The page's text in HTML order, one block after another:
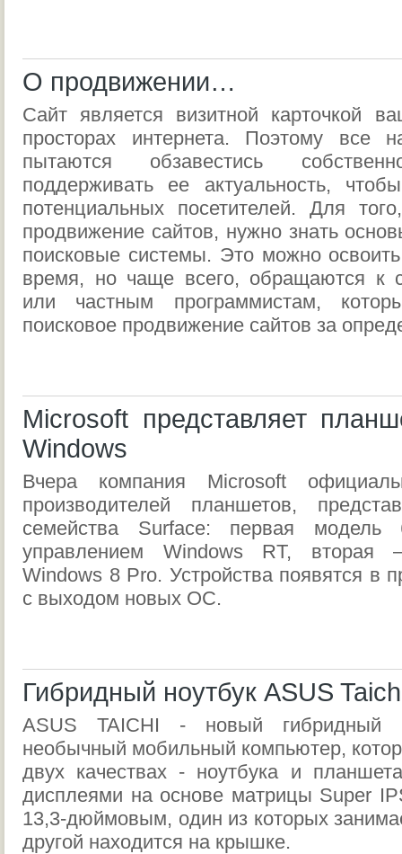
О продвижении…
Сайт является визитной карточкой
просторах интернета. Поэтому все
пытаются обзавестись
поддерживать ее актуальность,
потенциальных посетителей. Для
продвижение сайтов, нужно знать
поисковые системы. Это можно
время, но чаще всего, обращаются к
или частным программистам,
поисковое продвижение сайтов за
Microsoft представляет
Windows
Вчера компания Microsoft
производителей планшетов,
семейства Surface: первая модель
управлением Windows RT, вторая
Windows 8 Pro. Устройства появятся в
с выходом новых ОС.
Гибридный ноутбук ASUS
ASUS TAICHI - новый гибридный
необычный мобильный компьютер,
двух качествах - ноутбука и
дисплеями на основе матрицы Super
13,3-дюймовым, один из которых
другой находится на крышке.